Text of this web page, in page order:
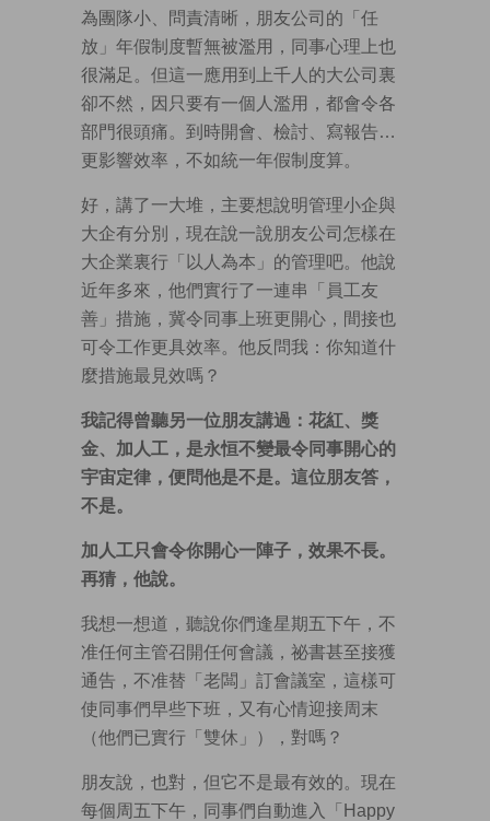
為團隊小、問責清晰，朋友公司的「任
放」年假制度暫無被濫用，同事心理上也
很滿足。但這一應用到上千人的大公司裏
卻不然，因只要有一個人濫用，都會令各
部門很頭痛。到時開會、檢討、寫報告…
更影響效率，不如統一年假制度算。
好，講了一大堆，主要想說明管理小企與
大企有分別，現在說一說朋友公司怎樣在
大企業裏行「以人為本」的管理吧。他說
近年多來，他們實行了一連串「員工友
善」措施，冀令同事上班更開心，間接也
可令工作更具效率。他反問我：你知道什
麼措施最見效嗎？
我記得曾聽另一位朋友講過：花紅、獎
金、加人工，是永恒不變最令同事開心的
宇宙定律，便問他是不是。這位朋友答，
不是。
加人工只會令你開心一陣子，效果不長。
再猜，他說。
我想一想道，聽說你們逢星期五下午，不
准任何主管召開任何會議，祕書甚至接獲
通告，不准替「老闆」訂會議室，這樣可
使同事們早些下班，又有心情迎接周末
（他們已實行「雙休」），對嗎？
朋友說，也對，但它不是最有效的。現在
每個周五下午，同事們自動進入「Happy